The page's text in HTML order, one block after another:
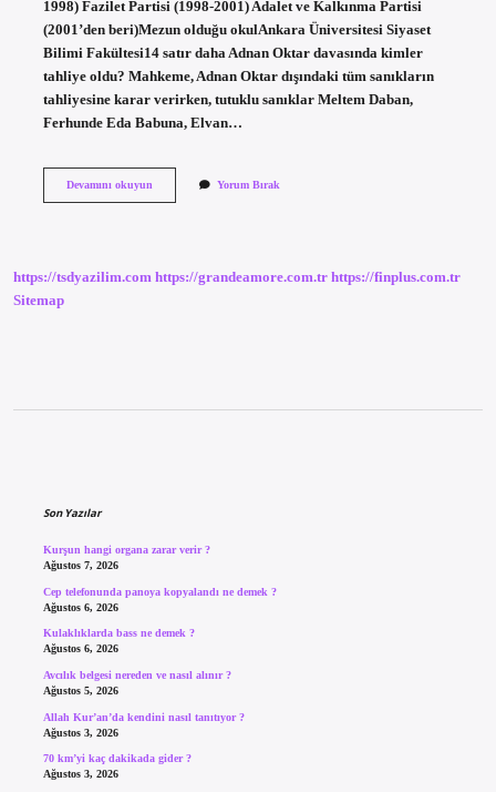
1998) Fazilet Partisi (1998-2001) Adalet ve Kalkınma Partisi
(2001’den beri)Mezun olduğu okulAnkara Üniversitesi Siyaset
Bilimi Fakültesi14 satır daha Adnan Oktar davasında kimler
tahliye oldu? Mahkeme, Adnan Oktar dışındaki tüm sanıkların
tahliyesine karar verirken, tutuklu sanıklar Meltem Daban,
Ferhunde Eda Babuna, Elvan…
Devamını okuyunAdnan
Kim
Yorum Bırak
https://tsdyazilim.com https://grandeamore.com.tr https://finplus.com.tr
Sitemap
Son Yazılar
Kurşun hangi organa zarar verir ?
Ağustos 7, 2026
Cep telefonunda panoya kopyalandı ne demek ?
Ağustos 6, 2026
Kulaklıklarda bass ne demek ?
Ağustos 6, 2026
Avcılık belgesi nereden ve nasıl alınır ?
Ağustos 5, 2026
Allah Kur’an’da kendini nasıl tanıtıyor ?
Ağustos 3, 2026
70 km’yi kaç dakikada gider ?
Ağustos 3, 2026